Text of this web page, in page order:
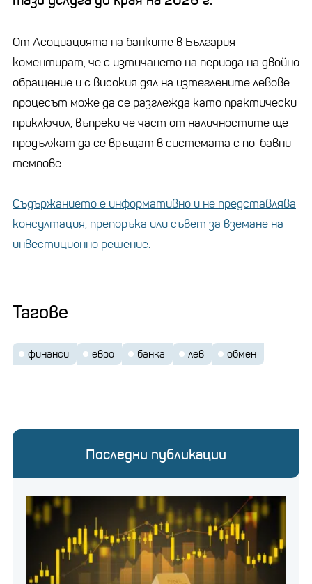
От Асоциацията на банките в България
коментират, че с изтичането на периода на двойно
обращение и с високия дял на изтеглените левове
процесът може да се разглежда като практически
приключил, въпреки че част от наличностите ще
продължат да се връщат в системата с по-бавни
темпове.
Съдържанието е информативно и не представлява
консултация, препоръка или съвет за вземане на
инвестиционно решение.
Тагове
финанси евро банка лев обмен
Последни публикации